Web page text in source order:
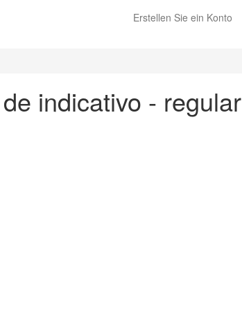
Erstellen Sie ein Konto
indicativo - regular